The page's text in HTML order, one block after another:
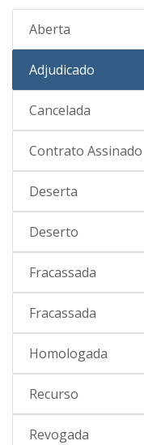
Aberta
Adjudicado
Cancelada
Contrato Assinado
Deserta
Deserto
Fracassada
Fracassada
Homologada
Recurso
Revogada